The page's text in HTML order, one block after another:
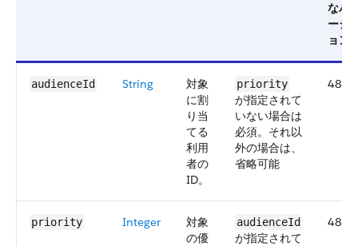
なバ
ージ
ョン
audienceId String
対象
に割
り当
てる
利用
者の
ID。
priority
が指定されて
いない場合は
必須。それ以
外の場合は、
省略可能
48.0
priority Integer
対象
の優
audienceId
が指定されて
48.0